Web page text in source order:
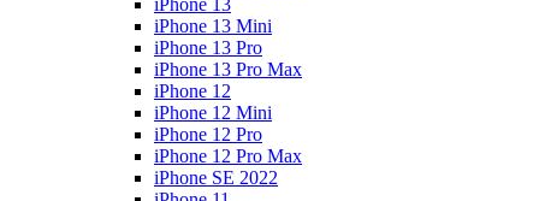
iPhone 13
iPhone 13 Mini
iPhone 13 Pro
iPhone 13 Pro Max
iPhone 12
iPhone 12 Mini
iPhone 12 Pro
iPhone 12 Pro Max
iPhone SE 2022